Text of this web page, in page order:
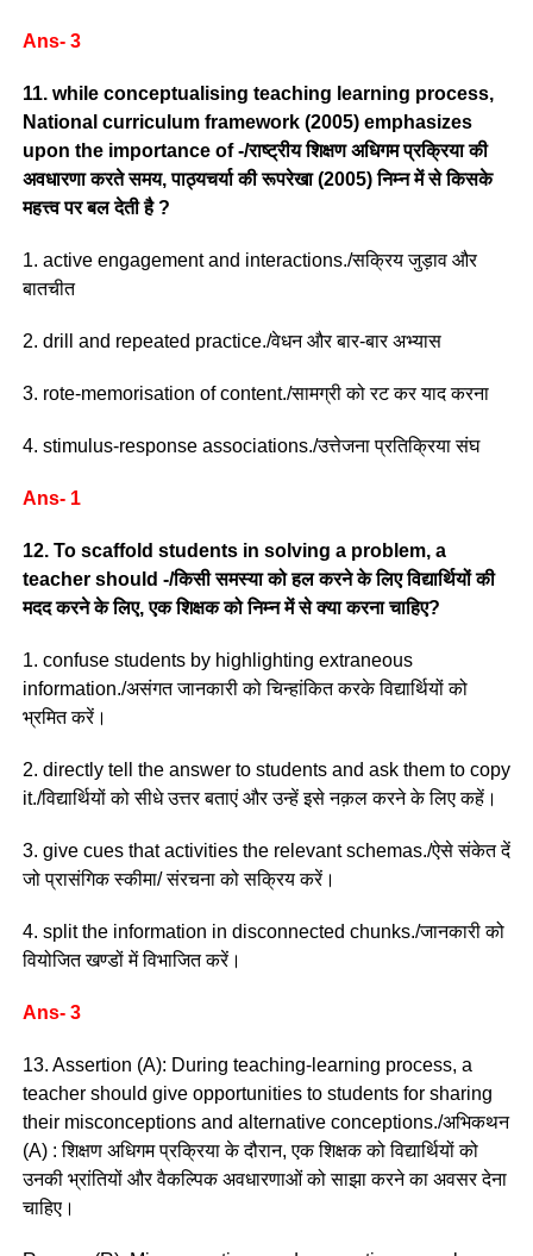
Ans- 3
11. while conceptualising teaching learning process,
National curriculum framework (2005) emphasizes
upon the importance of -/राष्ट्रीय शिक्षण अधिगम प्रक्रिया की
अवधारणा करते समय, पाठ्यचर्या की रूपरेखा (2005) निम्न में से किसके
महत्त्व पर बल देती है ?
1. active engagement and interactions./सक्रिय जुड़ाव और
बातचीत
2. drill and repeated practice./वेधन और बार-बार अभ्यास
3. rote-memorisation of content./सामग्री को रट कर याद करना
4. stimulus-response associations./उत्तेजना प्रतिक्रिया संघ
Ans- 1
12. To scaffold students in solving a problem, a
teacher should -/किसी समस्या को हल करने के लिए विद्यार्थियों की
मदद करने के लिए, एक शिक्षक को निम्न में से क्या करना चाहिए?
1. confuse students by highlighting extraneous
information./असंगत जानकारी को चिन्हांकित करके विद्यार्थियों को
भ्रमित करें।
2. directly tell the answer to students and ask them to copy
it./विद्यार्थियों को सीधे उत्तर बताएं और उन्हें इसे नक़ल करने के लिए कहें।
3. give cues that activities the relevant schemas./ऐसे संकेत दें
जो प्रासंगिक स्कीमा/ संरचना को सक्रिय करें।
4. split the information in disconnected chunks./जानकारी को
वियोजित खण्डों में विभाजित करें।
Ans- 3
13. Assertion (A): During teaching-learning process, a
teacher should give opportunities to students for sharing
their misconceptions and alternative conceptions./अभिकथन
(A) : शिक्षण अधिगम प्रक्रिया के दौरान, एक शिक्षक को विद्यार्थियों को
उनकी भ्रांतियों और वैकल्पिक अवधारणाओं को साझा करने का अवसर देना
चाहिए।